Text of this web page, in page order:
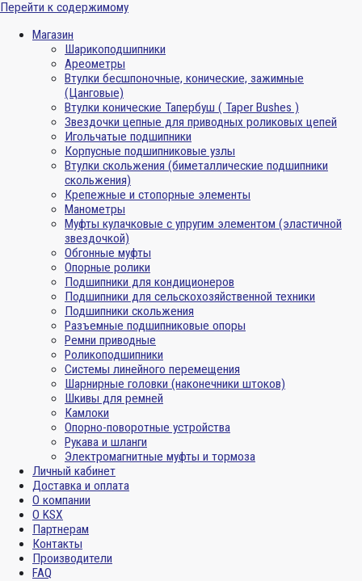
Перейти к содержимому
Магазин
Шарикоподшипники
Ареометры
Втулки бесшпоночные, конические, зажимные
(Цанговые)
Втулки конические Тапербуш ( Taper Bushes )
Звездочки цепные для приводных роликовых цепей
Игольчатые подшипники
Корпусные подшипниковые узлы
Втулки скольжения (биметаллические подшипники
скольжения)
Крепежные и стопорные элементы
Манометры
Муфты кулачковые с упругим элементом (эластичной
звездочкой)
Обгонные муфты
Опорные ролики
Подшипники для кондиционеров
Подшипники для сельскохозяйственной техники
Подшипники скольжения
Разъемные подшипниковые опоры
Ремни приводные
Роликоподшипники
Системы линейного перемещения
Шарнирные головки (наконечники штоков)
Шкивы для ремней
Камлоки
Опорно-поворотные устройства
Рукава и шланги
Электромагнитные муфты и тормоза
Личный кабинет
Доставка и оплата
О компании
О KSX
Партнерам
Контакты
Производители
FAQ